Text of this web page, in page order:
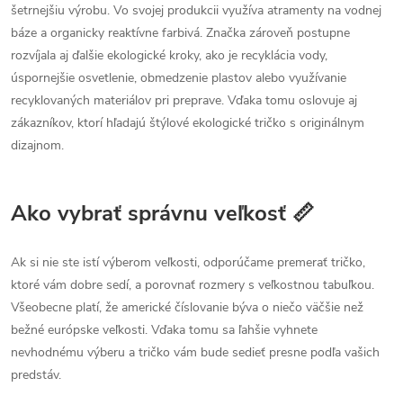
šetrnejšiu výrobu. Vo svojej produkcii využíva atramenty na vodnej
báze a organicky reaktívne farbivá. Značka zároveň postupne
rozvíjala aj ďalšie ekologické kroky, ako je recyklácia vody,
úspornejšie osvetlenie, obmedzenie plastov alebo využívanie
recyklovaných materiálov pri preprave. Vďaka tomu oslovuje aj
zákazníkov, ktorí hľadajú štýlové ekologické tričko s originálnym
dizajnom.
Ako vybrať správnu veľkosť 📏
Ak si nie ste istí výberom veľkosti, odporúčame premerať tričko,
ktoré vám dobre sedí, a porovnať rozmery s veľkostnou tabuľkou.
Všeobecne platí, že americké číslovanie býva o niečo väčšie než
bežné európske veľkosti. Vďaka tomu sa ľahšie vyhnete
nevhodnému výberu a tričko vám bude sedieť presne podľa vašich
predstáv.